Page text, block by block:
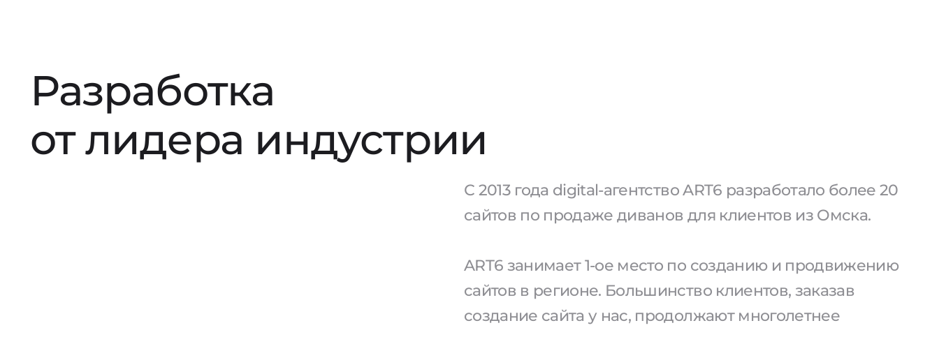
Разработка
от лидера индустрии
С 2013 года digital-агентство ART6 разработало более 20
сайтов по продаже диванов для клиентов из Омска.
ART6 занимает 1-ое место по созданию и продвижению
сайтов в регионе. Большинство клиентов, заказав
создание сайта у нас, продолжают многолетнее